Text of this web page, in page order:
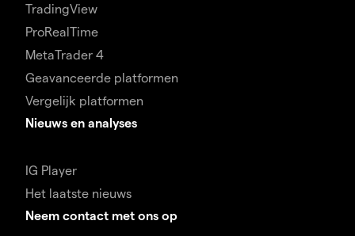
TradingView
ProRealTime
MetaTrader 4
Geavanceerde platformen
Vergelijk platformen
Nieuws en analyses
IG Player
Het laatste nieuws
Neem contact met ons op